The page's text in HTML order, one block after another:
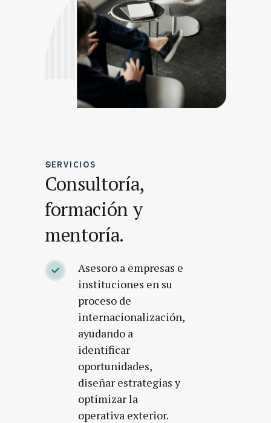
SERVICIOS
Consultoría,
formación y
mentoría.
Asesoro a empresas e
instituciones en su
proceso de
internacionalización,
ayudando a
identificar
oportunidades,
diseñar estrategias y
optimizar la
operativa exterior.